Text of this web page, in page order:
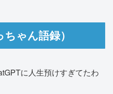
ゃん語録）
に人生預けすぎてたわ